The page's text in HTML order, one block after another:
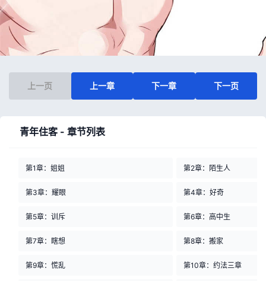
上一页 上一章 下一章 下一页
青年住客 - 章节列表
第1章：姐姐 第2章：陌生人
第3章：耀眼 第4章：好奇
第5章：训斥 第6章：高中生
第7章：瞎想 第8章：搬家
第9章：慌乱 第10章：约法三章